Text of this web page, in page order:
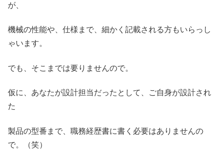
が、
機械の性能や、仕様まで、細かく記載される方もいらっし
ゃいます。
でも、そこまでは要りませんので。
仮に、あなたが設計担当だったとして、ご自身が設計され
た
製品の型番まで、職務経歴書に書く必要はありませんの
で。（笑）